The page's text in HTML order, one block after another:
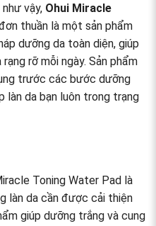
vậy, Ohui Miracle
thuần là một sản phẩm
dưỡng da toàn diện, giúp
rỡ mỗi ngày. Sản phẩm
trước các bước dưỡng
làn da bạn luôn trong trạng
Toning Water Pad là
làn da cần được cải thiện
giúp dưỡng trắng và cung